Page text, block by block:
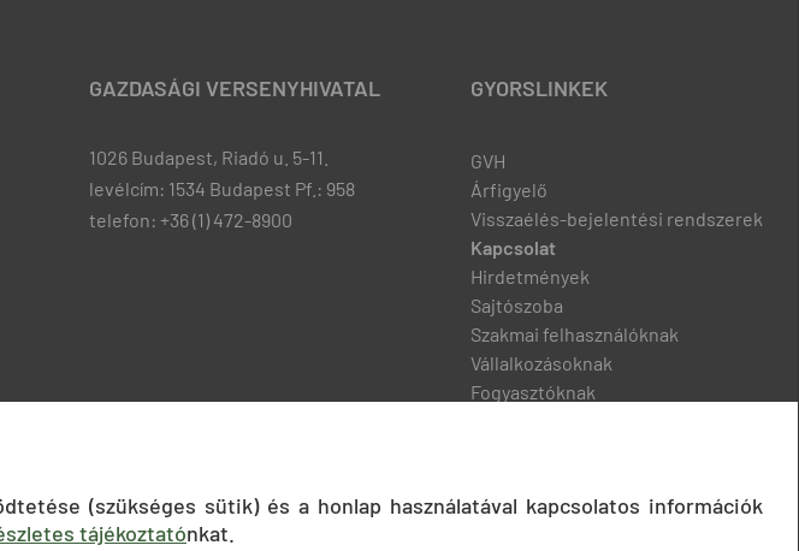
GAZDASÁGI VERSENYHIVATAL
1026 Budapest, Riadó u. 5-11.
levélcím: 1534 Budapest Pf.: 958
telefon: +36 (1) 472-8900
GYORSLINKEK
GVH
Árfigyelő
Visszaélés-bejelentési rendszerek
Kapcsolat
Hirdetmények
Sajtószoba
Szakmai felhasználóknak
Vállalkozásoknak
Fogyasztóknak
(szükséges sütik) és a honlap használatával kapcsolatos információk
tájékoztatónkat.